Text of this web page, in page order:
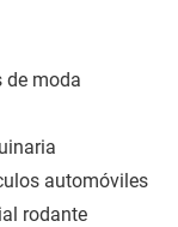
de moda
automóviles
rodante